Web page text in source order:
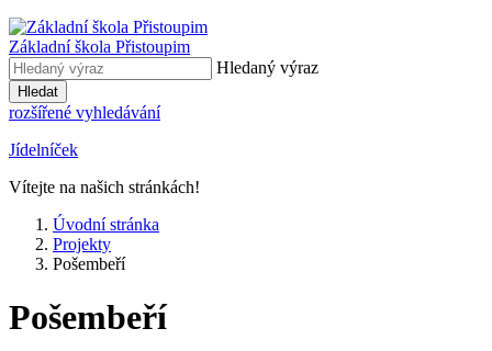
Základní škola Přistoupim
Hledaný výraz
Hledat
rozšířené vyhledávání
Jídelníček
Vítejte na našich stránkách!
Úvodní stránka
Projekty
Pošembeří
Pošembeří